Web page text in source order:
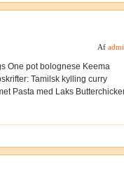
Af
One pot bolognese Keema
Tamilsk kylling curry
Pasta med Laks